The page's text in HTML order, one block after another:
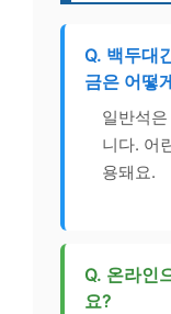
Q. 백두대
금은 어떻
일반석
니다. 어
용돼요.
Q. 온라인
요?